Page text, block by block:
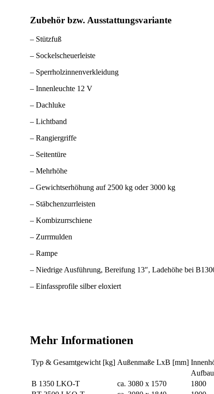
Zubehör bzw. Ausstattungsvariante
– Stützfuß
– Sockelscheuerleiste
– Sperrholzinnenverkleidung
– Innenleuchte 12 V
– Dachluke
– Lichtband
– Rangiergriffe
– Seitentüre
– Mehrhöhe
– Gewichtserhöhung auf 2500 kg oder 3000 kg
– Stäbchenzurrleisten
– Kombizurrschiene
– Zurrmulden
– Rampe
– Niedrige Ausführung, Bereifung 13″, Ladehöhe bei
– Einfassprofile silber eloxiert
Mehr Informationen
Typ & Gesamtgewicht [kg] Außenmaße LxB [mm]
B 1350 LKO-T
ca. 3080 x 1570 1800